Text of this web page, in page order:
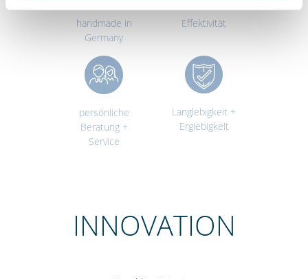
handmade in
Germany
Effektivität
persönliche
Beratung +
Service
Langlebigkeit +
Ergiebigkeit
INNOVATION